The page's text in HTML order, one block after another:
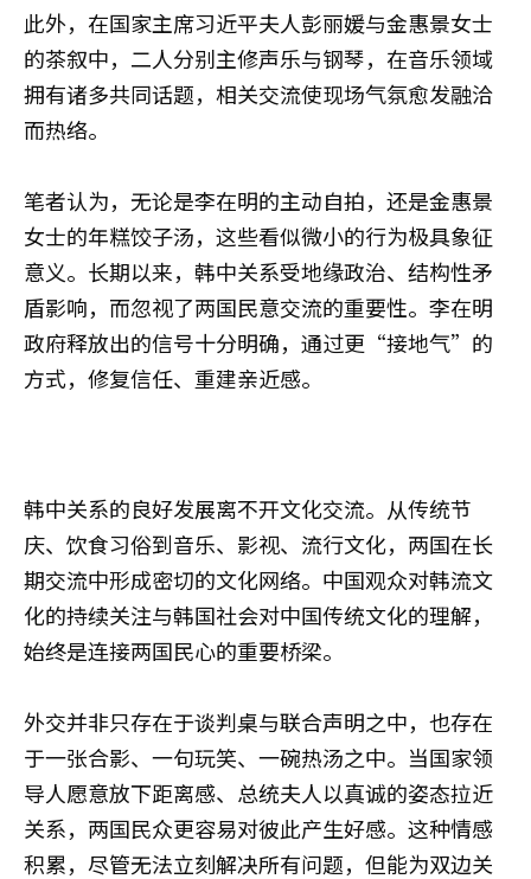
此外，在国家主席习近平夫人彭丽媛与金惠景女士
的茶叙中，二人分别主修声乐与钢琴，在音乐领域
拥有诸多共同话题，相关交流使现场气氛愈发融洽
而热络。
笔者认为，无论是李在明的主动自拍，还是金惠景
女士的年糕饺子汤，这些看似微小的行为极具象征
意义。长期以来，韩中关系受地缘政治、结构性矛
盾影响，而忽视了两国民意交流的重要性。李在明
政府释放出的信号十分明确，通过更“接地气”的
方式，修复信任、重建亲近感。
韩中关系的良好发展离不开文化交流。从传统节
庆、饮食习俗到音乐、影视、流行文化，两国在长
期交流中形成密切的文化网络。中国观众对韩流文
化的持续关注与韩国社会对中国传统文化的理解，
始终是连接两国民心的重要桥梁。
外交并非只存在于谈判桌与联合声明之中，也存在
于一张合影、一句玩笑、一碗热汤之中。当国家领
导人愿意放下距离感、总统夫人以真诚的姿态拉近
关系，两国民众更容易对彼此产生好感。这种情感
积累，尽管无法立刻解决所有问题，但能为双边关